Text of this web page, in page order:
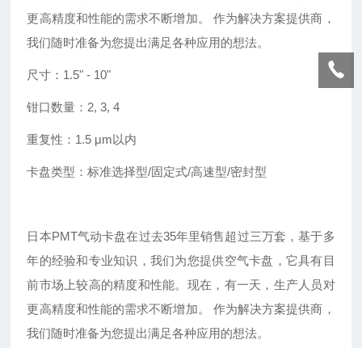
更高精度和性能的需求不断增加。 作为解决方案提供商，
我们随时准备为您提出满足各种应用的想法。
尺寸： 1.5" - 10"
钳口数量： 2, 3, 4
重复性： 1.5 μm以内
卡盘类型：标准选择型/固定式/高速型/密封型
日本PMT气动卡盘在过去35年里销售超过三万套，基于多
年的经验和专业知识，我们为您提供空气卡盘，它具有目
前市场上较高的精度和性能。现在，有一天，生产人员对
更高精度和性能的需求不断增加。 作为解决方案提供商，
我们随时准备为您提出满足各种应用的想法。